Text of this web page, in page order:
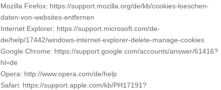
Mozilla Firefox: https://support.mozilla.org/de/kb/cookies-loeschen-
daten-von-websites-entfernen
Internet Explorer: https://support.microsoft.com/de-
de/help/17442/windows-internet-explorer-delete-manage-cookies
Google Chrome: https://support.google.com/accounts/answer/61416?
hl=de
Opera: http://www.opera.com/de/help
Safari: https://support.apple.com/kb/PH17191?